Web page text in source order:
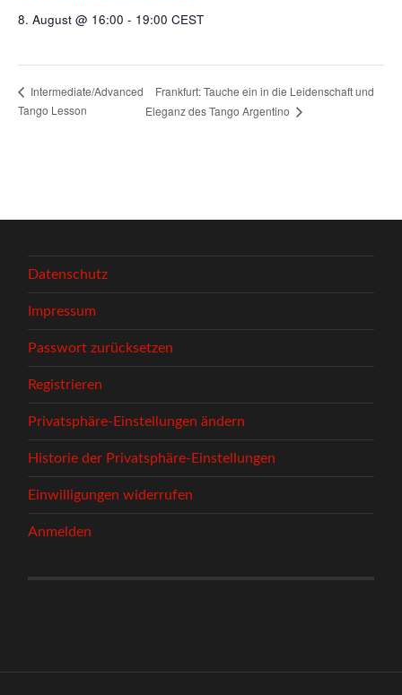
8. August @ 16:00 - 19:00 CEST
Intermediate/Advanced
Tango Lesson
Frankfurt: Tauche ein in die Leidenschaft und
Eleganz des Tango Argentino
Datenschutz
Impressum
Passwort zurücksetzen
Registrieren
Privatsphäre-Einstellungen ändern
Historie der Privatsphäre-Einstellungen
Einwilligungen widerrufen
Anmelden